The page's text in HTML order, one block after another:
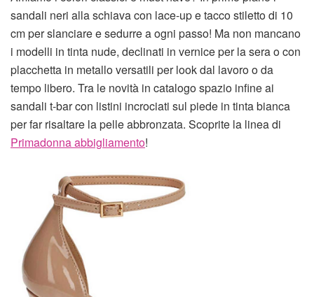
sandali neri alla schiava con lace-up e tacco stiletto di 10
cm per slanciare e sedurre a ogni passo! Ma non mancano
i modelli in tinta nude, declinati in vernice per la sera o con
placchetta in metallo versatili per look dal lavoro o da
tempo libero. Tra le novità in catalogo spazio infine ai
sandali t-bar con listini incrociati sul piede in tinta bianca
per far risaltare la pelle abbronzata. Scoprite la linea di
Primadonna abbigliamento!